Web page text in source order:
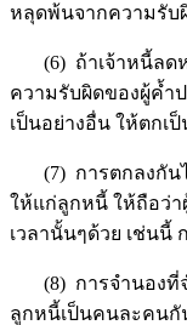
หลุดพ้นจากความรับ
(6) ถ้าเจ้าหนี้ลดห
ความรับผิดของผู้ค้ำ
เป็นอย่างอื่น ให้ตกเ
(7) การตกลงกันไ
ให้แก่ลูกหนี้ ให้ถือว่
เวลานั้นๆด้วย เช่นนี้
(8) การจำนองที่จ
ลูกหนี้เป็นคนละคนกั